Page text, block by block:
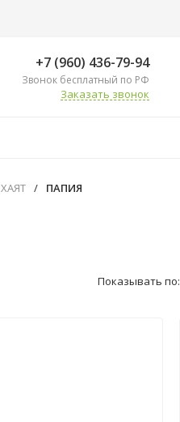
+7 (960) 436-79-94
Звонок бесплатный по РФ
Заказать звонок
ХАЯТ / ПАПИЯ
Показывать по: